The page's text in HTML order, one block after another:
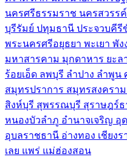
นครศรีธรรมราช นครสวรรค์
บุรีรัมย์ ปทุมธานี ประจวบคีรี
พระนครศรีอยุธยา พะเยา พัง
มหาสารคาม มุกดาหาร ยะล
ร้อยเอ็ด ลพบุรี ลำปาง ลำพูน
สมุทรปราการ สมุทรสงคราม
สิงห์บุรี สุพรรณบุรี สุราษฎร์
หนองบัวลำภู อำนาจเจริญ อุ
อุบลราชธานี อ่างทอง เชียงร
เลย แพร่ แม่ฮ่องสอน